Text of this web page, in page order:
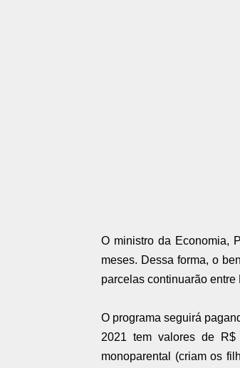
O ministro da Economia,
meses. Dessa forma, o
parcelas continuarão
O programa seguirá
2021 tem valores de
monoparental (criam os